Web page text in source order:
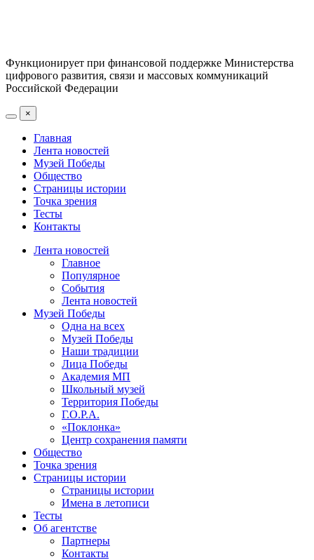
Функционирует при финансовой поддержке Министерства
цифрового развития, связи и массовых коммуникаций
Российской Федерации
×
Главная
Лента новостей
Музей Победы
Общество
Страницы истории
Точка зрения
Тесты
Контакты
Лента новостей
Главное
Популярное
События
Лента новостей
Музей Победы
Одна на всех
Музей Победы
Наши традиции
Лица Победы
Академия МП
Школьный музей
Территория Победы
Г.О.Р.А.
«Поклонка»
Центр сохранения памяти
Общество
Точка зрения
Страницы истории
Страницы истории
Имена в летописи
Тесты
Об агентстве
Партнеры
Контакты